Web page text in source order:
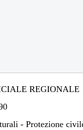
REGIONALE
- Protezione